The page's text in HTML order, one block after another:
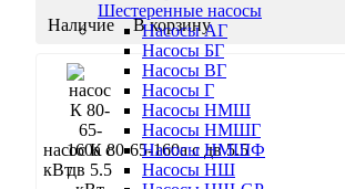
Шестеренные насосы
Насосы АГ
Насосы БГ
Насосы ВГ
Насосы Г
Насосы НМШ
Насосы НМШГ
Насосы НМШФ
Насосы НШ
Наличие В корзину
насос К 80-65-160а с дв 5.5
кВт